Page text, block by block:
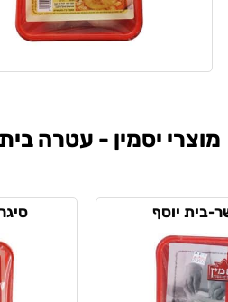
מוצרי יסמין - עטרה
בית יוסף